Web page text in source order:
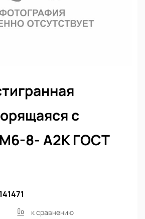
с
8- А2К ГОСТ
к сравнению